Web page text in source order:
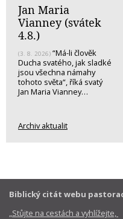
Jan Maria
Vianney (svátek
4.8.)
(3. 8. 2026) “Má-li člověk
Ducha svatého, jak sladké
jsou všechna námahy
tohoto světa“, říká svatý
Jan Maria Vianney…
Archiv aktualit
Biblický citát webu
„Stůjte na cestách a vyhlížejte,